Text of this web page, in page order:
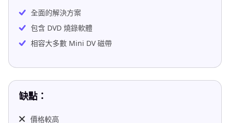
全面的解決方案
包含 DVD 燒錄軟體
相容大多數 Mini DV 磁帶
缺點：
價格較高